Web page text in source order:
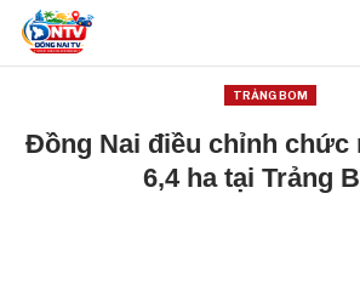
TRẢNG BOM
Đồng Nai điều chỉnh chức
6,4 ha tại Trảng